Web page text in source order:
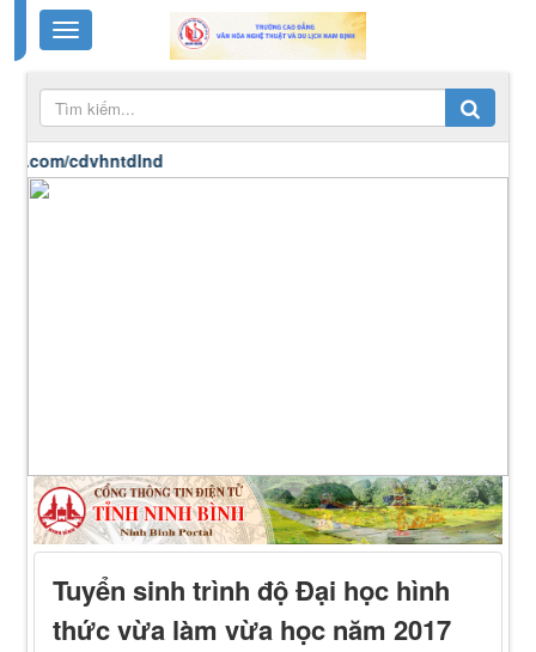
cdvhntdlnd
Tuyển sinh trình độ Đại học hình
thức vừa làm vừa học năm 2017